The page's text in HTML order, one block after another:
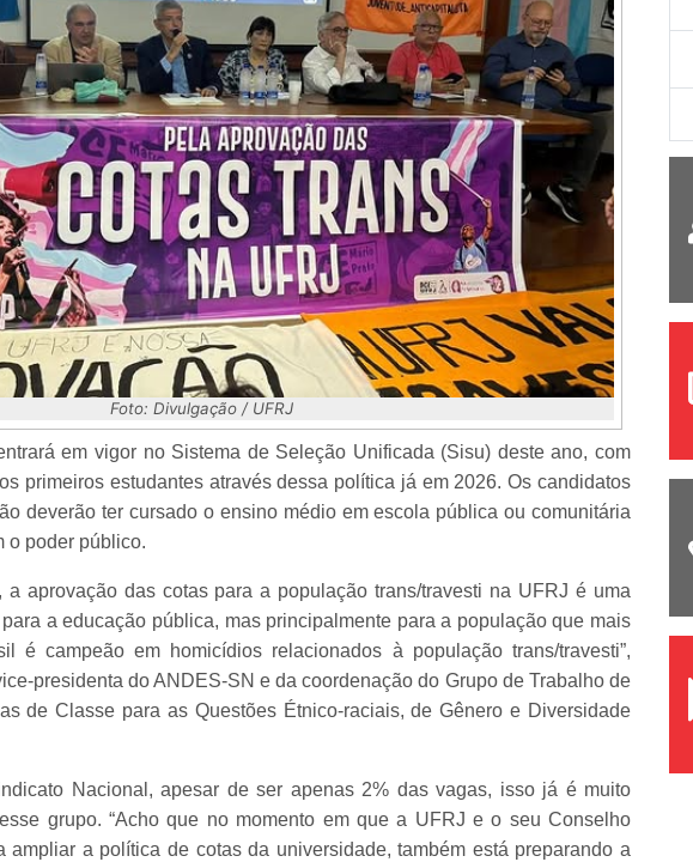
Foto: Divulgação / UFRJ
em vigor no Sistema de Seleção Unificada (Sisu) deste ano, com
primeiros estudantes através dessa política já em 2026. Os candidatos
deverão ter cursado o ensino médio em escola pública ou comunitária
o poder público.
a aprovação das cotas para a população trans/travesti na UFRJ é uma
a educação pública, mas principalmente para a população que mais
é campeão em homicídios relacionados à população trans/travesti”,
presidenta do ANDES-SN e da coordenação do Grupo de Trabalho de
de Classe para as Questões Étnico-raciais, de Gênero e Diversidade
Nacional, apesar de ser apenas 2% das vagas, isso já é muito
grupo. “Acho que no momento em que a UFRJ e o seu Conselho
ampliar a política de cotas da universidade, também está preparando a